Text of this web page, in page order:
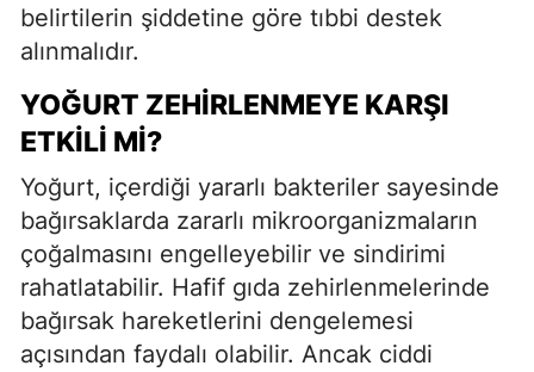
belirtilerin şiddetine göre tıbbi destek
alınmalıdır.
YOĞURT ZEHIRLENMEYE KARŞI
ETKILI MI?
Yoğurt, içerdiği yararlı bakteriler sayesinde
bağırsaklarda zararlı mikroorganizmaların
çoğalmasını engelleyebilir ve sindirimi
rahatlatabilir. Hafif gıda zehirlenmelerinde
bağırsak hareketlerini dengelemesi
açısından faydalı olabilir. Ancak ciddi